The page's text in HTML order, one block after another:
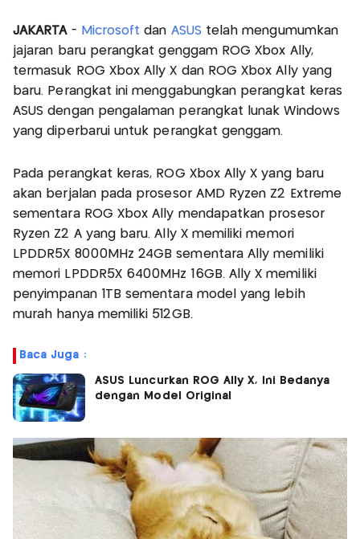
JAKARTA - Microsoft dan ASUS telah mengumumkan
jajaran baru perangkat genggam ROG Xbox Ally,
termasuk ROG Xbox Ally X dan ROG Xbox Ally yang
baru. Perangkat ini menggabungkan perangkat keras
ASUS dengan pengalaman perangkat lunak Windows
yang diperbarui untuk perangkat genggam.
Pada perangkat keras, ROG Xbox Ally X yang baru
akan berjalan pada prosesor AMD Ryzen Z2 Extreme
sementara ROG Xbox Ally mendapatkan prosesor
Ryzen Z2 A yang baru. Ally X memiliki memori
LPDDR5X 8000MHz 24GB sementara Ally memiliki
memori LPDDR5X 6400MHz 16GB. Ally X memiliki
penyimpanan 1TB sementara model yang lebih
murah hanya memiliki 512GB.
Baca Juga :
ASUS Luncurkan ROG Ally X, Ini Bedanya
dengan Model Original